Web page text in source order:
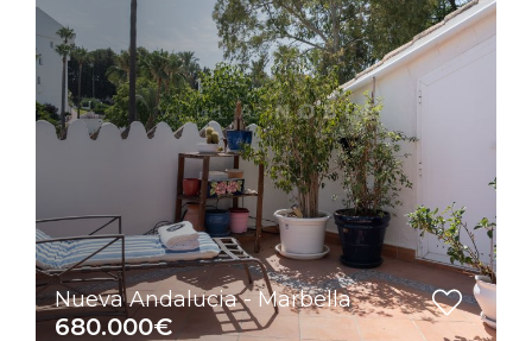
Nueva Andalucia - Marbella
680.000€